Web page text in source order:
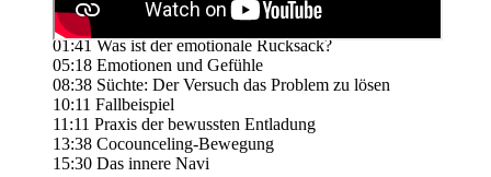
01:41 Was ist der emotionale Rucksack?
05:18 Emotionen und Gefühle
08:38 Süchte: Der Versuch das Problem zu lösen
10:11 Fallbeispiel
11:11 Praxis der bewussten Entladung
13:38 Cocounceling-Bewegung
15:30 Das innere Navi